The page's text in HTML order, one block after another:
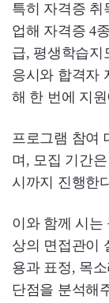
특히 자격증 취
업해 자격증 4
급, 평생학습지
응시와 합격자
해 한 번에 지
프로그램 참여
며, 모집 기간
시까지 진행한
이와 함께 시는
상의 면접관이
용과 표정, 목
단점을 분석해